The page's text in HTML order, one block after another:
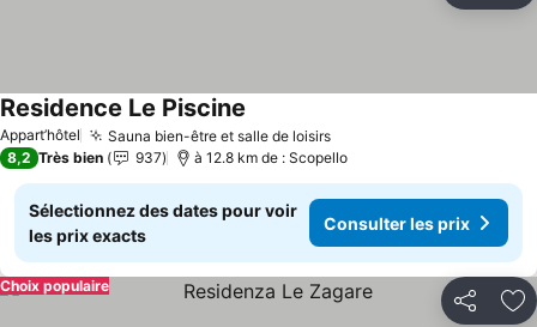
Appart’hôtel Sauna bien-être et salle de loisirsConsulter les prix
Residence Le Piscine
8,2 Très bien 937 à 12.8 km de : Scopello
Sélectionnez des dates pour voir
les prix exacts
Consulter les prix
Partager
Choix populaire